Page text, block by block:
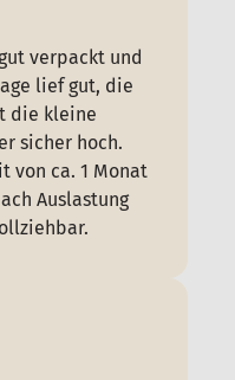
verpackt und
lief gut, die
die kleine
sicher hoch.
von ca. 1 Monat
Auslastung